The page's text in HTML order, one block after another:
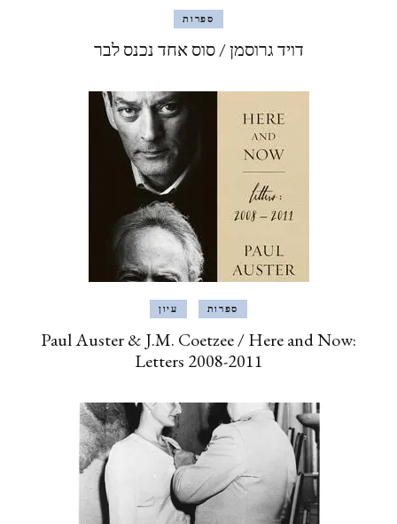
ספרות
דויד גרוסמן / סוס אחד נכנס לבר
ספרות עיון
Paul Auster & J.M. Coetzee / Here and Now:
Letters 2008-2011